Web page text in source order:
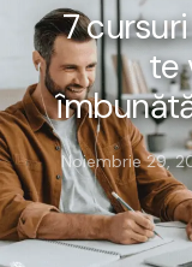
7
te
Noiembrie 29,